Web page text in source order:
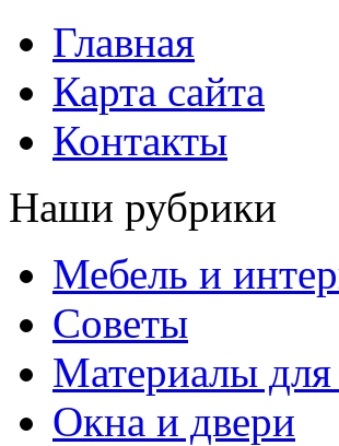
Главная
Карта сайта
Контакты
Наши рубрики
Мебель и
Советы
Материалы
Окна и двери